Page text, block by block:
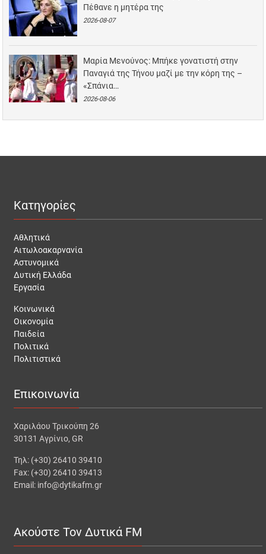
Πέθανε η μητέρα της
2026-08-07
Μαρία Μενούνος: Μπήκε γονατιστή στην
Παναγιά της Τήνου μαζί με την κόρη της –
«Σπάνια…
2026-08-06
Κατηγορίες
Αθλητικά
Αιτωλοακαρνανία
Αστυνομικά
Δυτική Ελλάδα
Εργασία
Κοινωνικά
Οικονομία
Παιδεία
Πολιτικά
Πολιτιστικά
Επικοινωνία
Χαριλάου Τρικούπη 26
30131 Αγρίνιο, GR
Τηλ: (+30) 26410 39410
Fax: (+30) 26410 39413
Email: info@dytikafm.gr
Ακούστε Τον Δυτικά FM